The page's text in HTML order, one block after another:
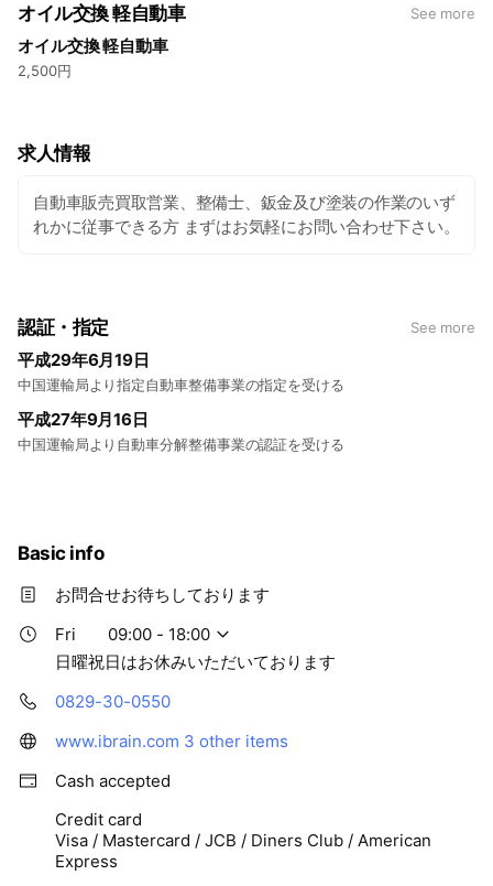
オイル交換 軽自動車 See more
オイル交換 軽自動車
2,500円
求人情報
自動車販売買取営業、整備士、鈑金及び塗装の作業のいず
れかに従事できる方 まずはお気軽にお問い合わせ下さい。
認証・指定 See more
平成29年6月19日
中国運輸局より指定自動車整備事業の指定を受ける
平成27年9月16日
中国運輸局より自動車分解整備事業の認証を受ける
Basic info
お問合せお待ちしております
Fri
09:00 - 18:00
日曜祝日はお休みいただいております
0829-30-0550
www.ibrain.com 3 other items
Cash accepted
Credit card
Visa / Mastercard / JCB / Diners Club / American
Express